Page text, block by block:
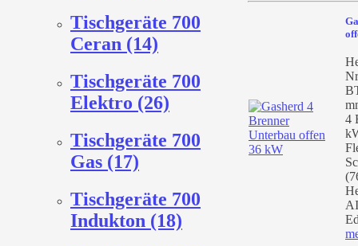
Tischgeräte 700
Ceran (14)
Tischgeräte 700
Elektro (26)
Tischgeräte 700
Gas (17)
Tischgeräte 700
Indukton (18)
4